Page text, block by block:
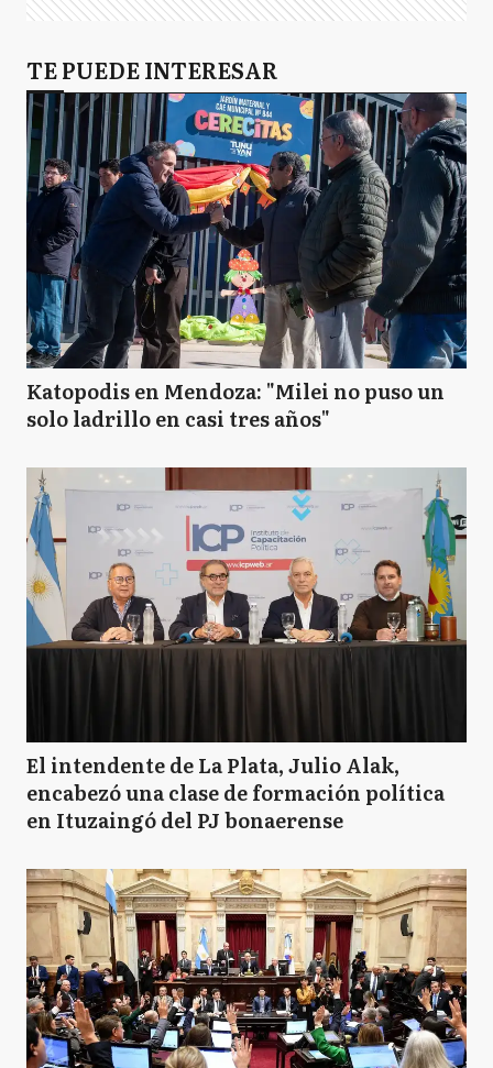
TE PUEDE INTERESAR
Katopodis en Mendoza: "Milei no puso un
solo ladrillo en casi tres años"
El intendente de La Plata, Julio Alak,
encabezó una clase de formación política
en Ituzaingó del PJ bonaerense